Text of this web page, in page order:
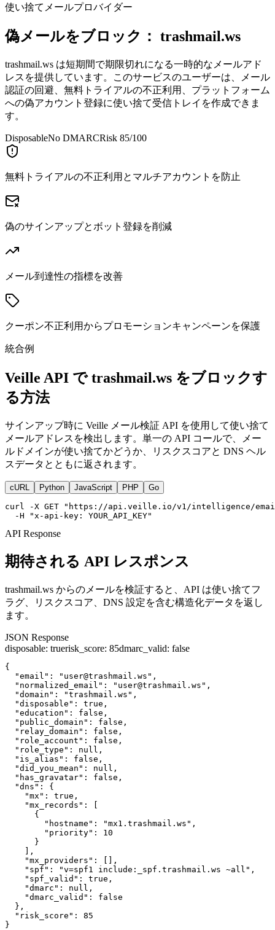
使い捨てメールプロバイダー
偽メールをブロック： trashmail.ws
trashmail.ws は短期間で期限切れになる一時的なメールアド
レスを提供しています。このサービスのユーザーは、メール
認証の回避、無料トライアルの不正利用、プラットフォーム
への偽アカウント登録に使い捨て受信トレイを作成できま
す。
DisposableNo DMARCRisk 85/100
無料トライアルの不正利用とマルチアカウントを防止
偽のサインアップとボット登録を削減
メール到達性の指標を改善
クーポン不正利用からプロモーションキャンペーンを保護
統合例
Veille API で trashmail.ws をブロックす
る方法
サインアップ時に Veille メール検証 API を使用して使い捨て
メールアドレスを検出します。単一の API コールで、メー
ルドメインが使い捨てかどうか、リスクスコアと DNS ヘル
スデータとともに返されます。
cURL Python JavaScript PHP Go
curl -X GET "https://api.veille.io/v1/intelligence/
  -H "x-api-key: YOUR_API_KEY"
API Response
期待される API レスポンス
trashmail.ws からのメールを検証すると、API は使い捨てフ
ラグ、リスクスコア、DNS 設定を含む構造化データを返し
ます。
JSON Response
disposable: truerisk_score: 85dmarc_valid: false
{
  "email": "user@trashmail.ws",
  "normalized_email": "user@trashmail.ws",
  "domain": "trashmail.ws",
  "disposable": true,
  "education": false,
  "public_domain": false,
  "relay_domain": false,
  "role_account": false,
  "role_type": null,
  "is_alias": false,
  "did_you_mean": null,
  "has_gravatar": false,
  "dns": {
    "mx": true,
    "mx_records": [
      {
        "hostname": "mx1.trashmail.ws",
        "priority": 10
      }
    ],
    "mx_providers": [],
    "spf": "v=spf1 include:_spf.trashmail.ws ~all",
    "spf_valid": true,
    "dmarc": null,
    "dmarc_valid": false
  },
  "risk_score": 85
}